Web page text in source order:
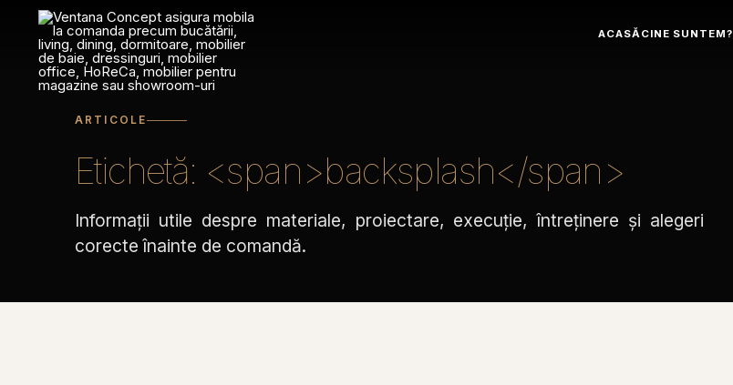
conținut
ACASĂ CINE SUNTEM?
ARTICOLE
Etichetă: <span>backsplash</span>
Informații utile despre materiale, proiectare, execuție, întreținere și alegeri
corecte înainte de comandă.